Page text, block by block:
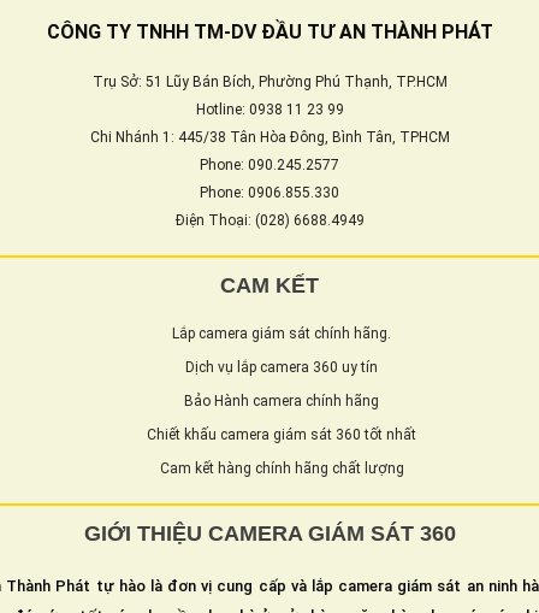
CÔNG TY TNHH TM-DV ĐẦU TƯ AN THÀNH PHÁT
Trụ Sở: 51 Lũy Bán Bích, Phường Phú Thạnh, TP.HCM
Hotline: 0938 11 23 99
Chi Nhánh 1: 445/38 Tân Hòa Đông, Bình Tân, TPHCM
Phone: 090.245.2577
Phone: 0906.855.330
Điện Thoại: (028) 6688.4949
CAM KẾT
Lắp camera giám sát chính hãng.
Dịch vụ lắp camera 360 uy tín
Bảo Hành camera chính hãng
Chiết khấu camera giám sát 360 tốt nhất
Cam kết hàng chính hãng chất lượng
GIỚI THIỆU CAMERA GIÁM SÁT 360
Thành Phát tự hào là đơn vị cung cấp và lắp camera giám sát an ninh